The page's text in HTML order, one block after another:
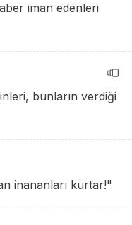
iman edenleri
bunların verdiği
inananları kurtar!"